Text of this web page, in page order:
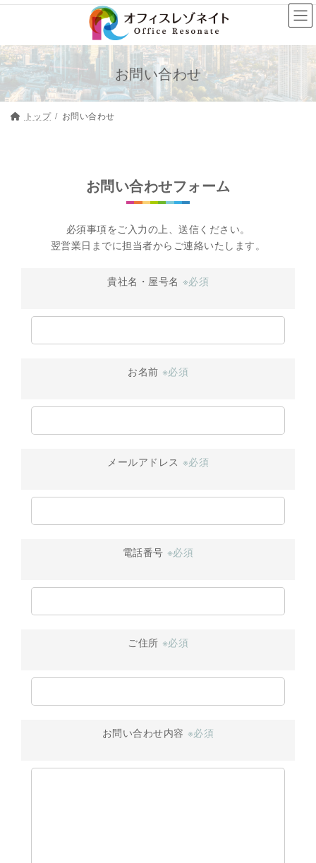
コ
テ
ン
ツ
へ
ナ
ゲ
ー
シ
ョ
お問い合わせ
トップ お問い合わせ
お問い合わせフォーム
必須事項をご入力の上、送信ください。
翌営業日までに担当者からご連絡いたします。
貴社名・屋号名 ※必須
お名前 ※必須
メールアドレス ※必須
電話番号 ※必須
ご住所 ※必須
お問い合わせ内容 ※必須